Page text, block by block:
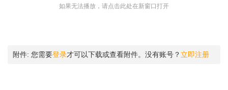
如果无法播放，请点击此处在新窗口打开
附件: 您需要登录才可以下载或查看附件。没有账号？ 立即注册